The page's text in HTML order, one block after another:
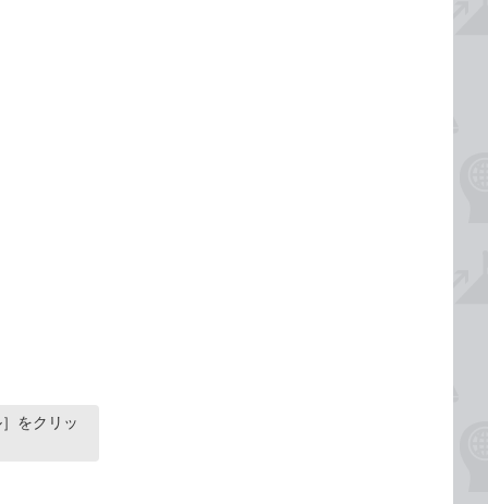
をクリッ